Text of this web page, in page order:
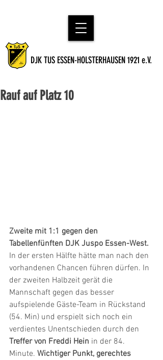
DJK TUS ESSEN-HOLSTERHAUSEN 1921 e.V.
Rauf auf Platz 10
Zweite mit 1:1 gegen den
Tabellenfünften DJK Juspo Essen-West.
In der ersten Hälfte hätte man nach den
vorhandenen Chancen führen dürfen. In
der zweiten Halbzeit gerät die
Mannschaft gegen das besser
aufspielende Gäste-Team in Rückstand
(54. Min) und erspielt sich noch ein
verdientes Unentschieden durch den
Treffer von Freddi Hein in der 84.
Minute. Wichtiger Punkt, gerechtes